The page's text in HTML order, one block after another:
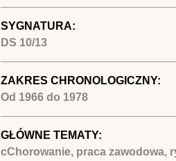
SYGNATURA:
DS 10/13
ZAKRES CHRONOLOGICZNY:
Od 1966do 1978
GŁÓWNE TEMATY:
cChorowanie, praca zawodowa,